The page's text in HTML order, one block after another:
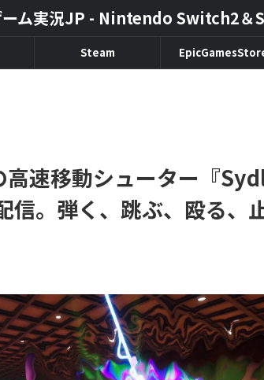
ム実況JP - Nintendo Switch2＆
Steam
速移動シューター『
。弾く、跳ぶ、殴る、